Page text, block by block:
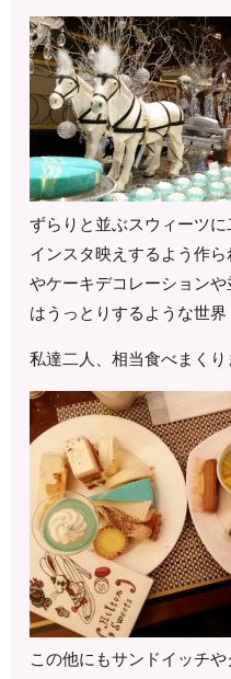
ずらりと並ぶスウィーツ
インスタ映えするよう作
やケーキデコレーション
はうっとりするような世界
私達二人、相当食べまくり
この他にもサンドイッチ